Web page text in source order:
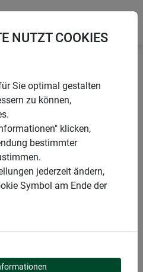
NUTZT COOKIES
Sie optimal gestalten
zu können,
klicken,
bestimmter
jederzeit ändern,
Symbol am Ende der